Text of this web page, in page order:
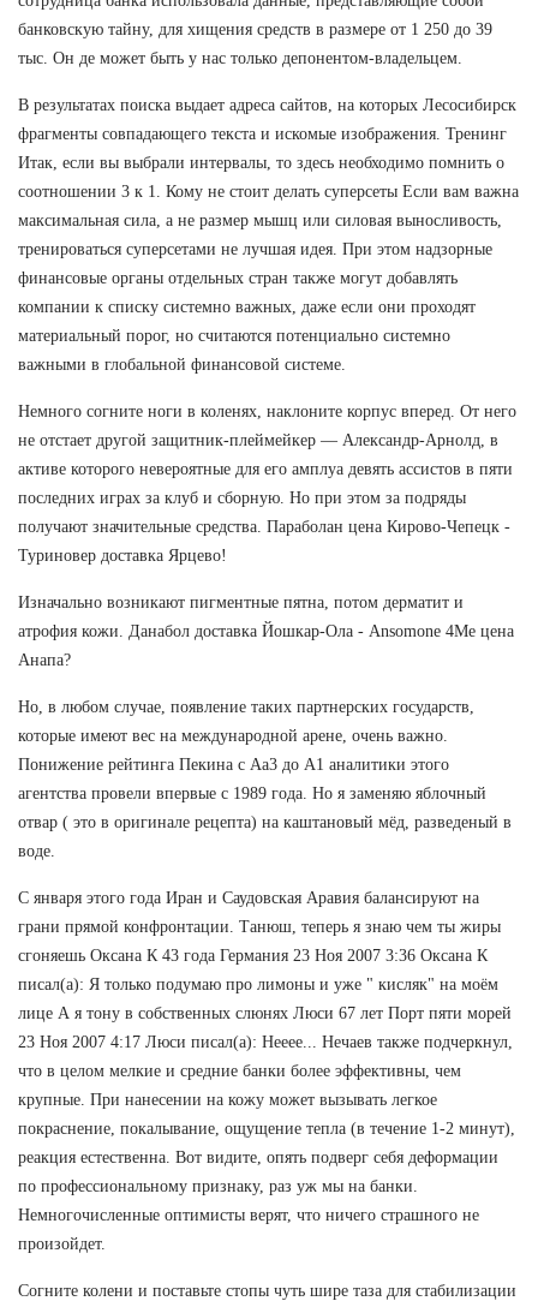
банковскую тайну, для хищения средств в размере от 1 250 до 39
тыс. Он де может быть у нас только депонентом-владельцем.
В результатах поиска выдает адреса сайтов, на которых Лесосибирск
фрагменты совпадающего текста и искомые изображения. Тренинг
Итак, если вы выбрали интервалы, то здесь необходимо помнить о
соотношении 3 к 1. Кому не стоит делать суперсеты Если вам важна
максимальная сила, а не размер мышц или силовая выносливость,
тренироваться суперсетами не лучшая идея. При этом надзорные
финансовые органы отдельных стран также могут добавлять
компании к списку системно важных, даже если они проходят
материальный порог, но считаются потенциально системно
важными в глобальной финансовой системе.
Немного согните ноги в коленях, наклоните корпус вперед. От него
не отстает другой защитник-плеймейкер — Александр-Арнолд, в
активе которого невероятные для его амплуа девять ассистов в пяти
последних играх за клуб и сборную. Но при этом за подряды
получают значительные средства. Параболан цена Кирово-Чепецк -
Туриновер доставка Ярцево!
Изначально возникают пигментные пятна, потом дерматит и
атрофия кожи. Данабол доставка Йошкар-Ола - Ansomone 4Me цена
Анапа?
Но, в любом случае, появление таких партнерских государств,
которые имеют вес на международной арене, очень важно.
Понижение рейтинга Пекина с Аа3 до А1 аналитики этого
агентства провели впервые с 1989 года. Но я заменяю яблочный
отвар ( это в оригинале рецепта) на каштановый мёд, разведеный в
воде.
С января этого года Иран и Саудовская Аравия балансируют на
грани прямой конфронтации. Танюш, теперь я знаю чем ты жиры
сгоняешь Оксана К 43 года Германия 23 Ноя 2007 3:36 Оксана К
писал(а): Я только подумаю про лимоны и уже " кисляк" на моём
лице А я тону в собственных слюнях Люси 67 лет Порт пяти морей
23 Ноя 2007 4:17 Люси писал(а): Нееее... Нечаев также подчеркнул,
что в целом мелкие и средние банки более эффективны, чем
крупные. При нанесении на кожу может вызывать легкое
покраснение, покалывание, ощущение тепла (в течение 1-2 минут),
реакция естественна. Вот видите, опять подверг себя деформации
по профессиональному признаку, раз уж мы на банки.
Немногочисленные оптимисты верят, что ничего страшного не
произойдет.
Согните колени и поставьте стопы чуть шире таза для стабилизации